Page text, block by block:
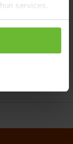
services.